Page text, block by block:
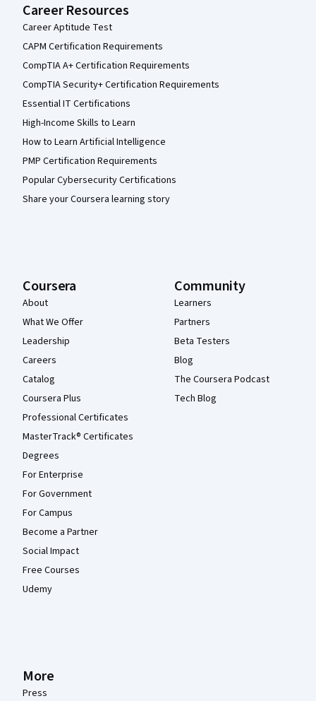
Career Resources
Career Aptitude Test
CAPM Certification Requirements
CompTIA A+ Certification Requirements
CompTIA Security+ Certification Requirements
Essential IT Certifications
High-Income Skills to Learn
How to Learn Artificial Intelligence
PMP Certification Requirements
Popular Cybersecurity Certifications
Share your Coursera learning story
Coursera
About
What We Offer
Leadership
Careers
Catalog
Coursera Plus
Professional Certificates
MasterTrack® Certificates
Degrees
For Enterprise
For Government
For Campus
Become a Partner
Social Impact
Free Courses
Udemy
Community
Learners
Partners
Beta Testers
Blog
The Coursera Podcast
Tech Blog
More
Press